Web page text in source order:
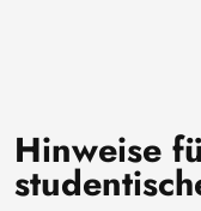
Hinweise